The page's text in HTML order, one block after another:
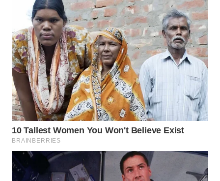
WN
MALUT
WN
DAIRI
WN
DANAU
TOBA
WN
NIAS
WN